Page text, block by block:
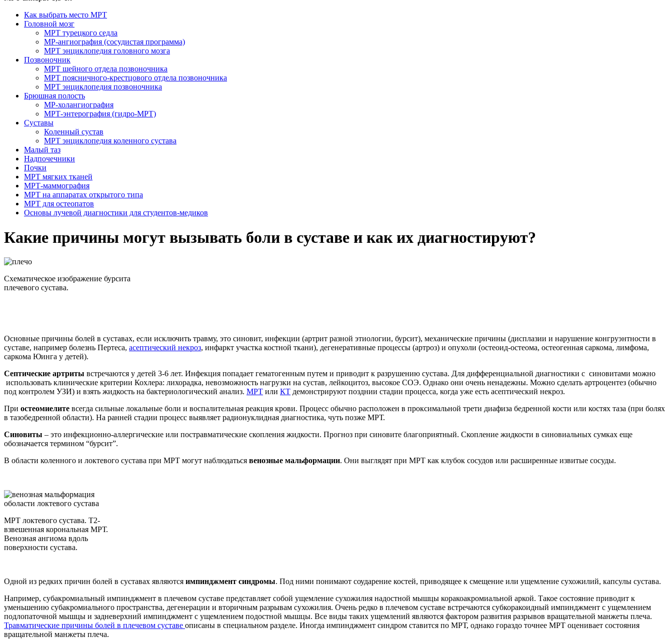
Как выбрать место МРТ
Головной мозг
МРТ турецкого седла
МР-ангиография (сосудистая программа)
МРТ энциклопедия головного мозга
Позвоночник
МРТ шейного отдела позвоночника
МРТ поясничного-крестцового отдела позвоночника
МРТ энциклопедия позвоночника
Брюшная полость
МР-холангиография
МРТ-энтерография (гидро-МРТ)
Суставы
Коленный сустав
МРТ энциклопедия коленного сустава
Малый таз
Надпочечники
Почки
МРТ мягких тканей
МРТ-маммография
МРТ на аппаратах открытого типа
МРТ для остеопатов
Основы лучевой диагностики для студентов-медиков
Какие причины могут вызывать боли в суставе и как их диагностируют?
Схематическое изображение бурсита
плечевого сустава.
Основные причины болей в суставах, если исключить травму, это синовит, инфекции (артрит разной этиологии, бурсит), механические причины (дисплазии и нарушение конгруэнтности в
суставе, например болезнь Пертеса, асептический некроз, инфаркт участка костной ткани), дегенеративные процессы (артроз) и опухоли (остеоид-остеома, остеогенная саркома, лимфома,
саркома Юинга у детей).
Септические артриты встречаются у детей 3-6 лет. Инфекция попадает гематогенным путем и приводит к разрушению сустава. Для дифференциальной диагностики с синовитами можно
использовать клинические критерии Кохлера: лихорадка, невозможность нагрузки на сустав, лейкоцитоз, высокое СОЭ. Однако они очень ненадежны. Можно сделать артроцентез (обычно
под контролем УЗИ) и взять жидкость на бактериологический анализ. МРТ или КТ демонстрируют позднии стадии процесса, когда уже есть асептический некроз.
При остеомиелите всегда сильные локальные боли и воспалительная реакция крови. Процесс обычно расположен в проксимальной трети диафиза бедренной кости или костях таза (при болях
в тазобедренной области). На ранней стадии процесс выявляет радионуклидная диагностика, чуть позже МРТ.
Синовиты – это инфекционно-аллергические или постравматические скопления жидкости. Прогноз при синовите благоприятный. Скопление жидкости в синовиальных сумках еще
обозначается термином “бурсит”.
В области коленного и локтевого сустава при МРТ могут наблюдаться венозные мальформации. Они выглядят при МРТ как клубок сосудов или расширенные извитые сосуды.
МРТ локтевого сустава. Т2-
взвешенная корональная МРТ.
Венозная ангиома вдоль
поверхности сустава.
Одной из редких причин болей в суставах являются импинджмент синдромы. Под ними понимают соударение костей, приводящее к смещение или ущемление сухожилий, капсулы сустава.
Например, субакромиальный импинджмент в плечевом суставе представляет собой ущемление сухожилия надостной мышцы коракоакромиальной аркой. Такое состояние приводит к
уменьшению субакромиального пространства, дегенерации и вторичным разрывам сухожилия. Очень редко в плечевом суставе встречаются субкоракоидный импинджмент с ущемлением
подлопаточной мышцы и задневерхний импинджмент с ущемлением подостной мышцы. Все виды таких ущемлений являются фактором развития разрывов вращательной манжеты плеча.
Травматические причины болей в плечевом суставе описаны в специальном разделе. Иногда импинджмент синдром ставится по МРТ, однако гораздо точнее МРТ оценивает состояния
вращательной манжеты плеча.